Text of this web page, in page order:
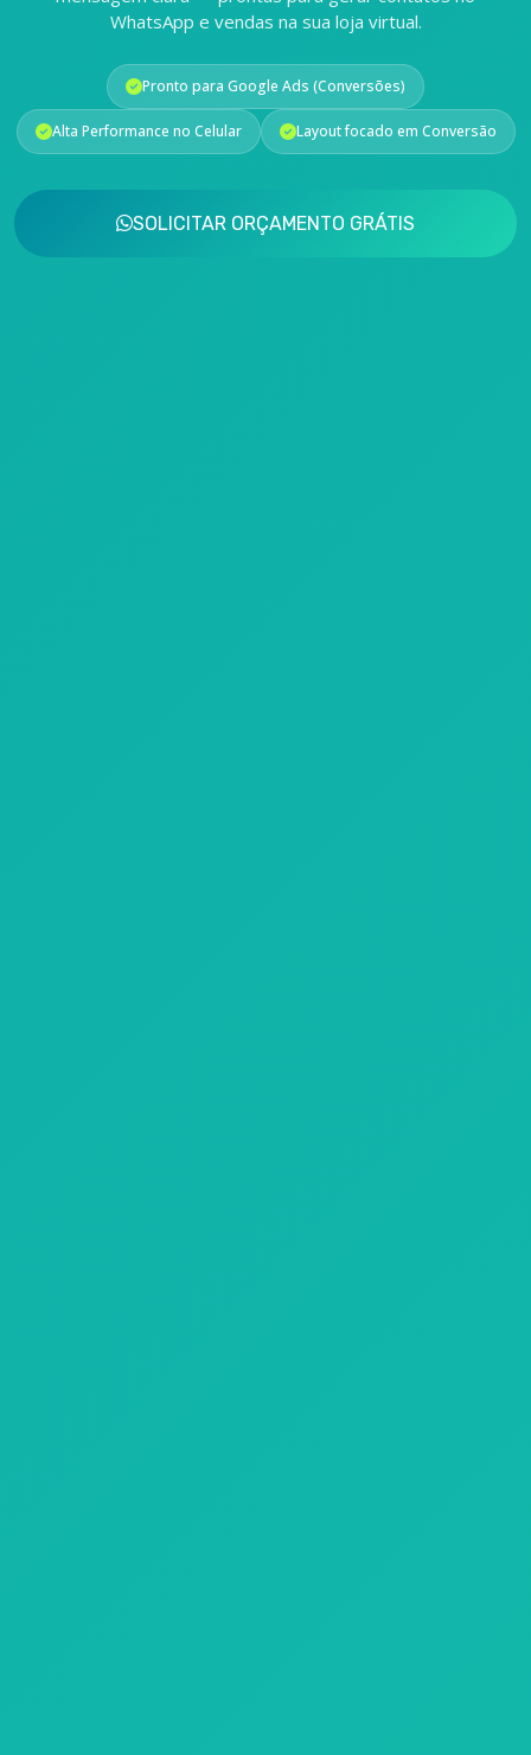
WhatsApp e vendas na sua loja virtual.
Pronto para Google Ads (Conversões)
Alta Performance no Celular Layout focado em Conversão
SOLICITAR ORÇAMENTO GRÁTIS